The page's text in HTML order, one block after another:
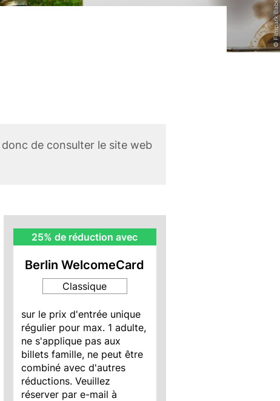
© Filmpark Babelsberg
de consulter le site web
BWC
Rebate
25% de réduction avec
Berlin WelcomeCard
Classique
BWC
Info
sur le prix d'entrée unique
régulier pour max. 1 adulte,
ne s'applique pas aux
billets famille, ne peut être
combiné avec d'autres
réductions. Veuillez
réserver par e-mail à